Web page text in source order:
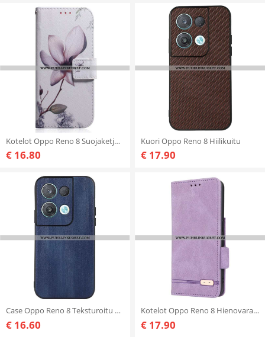
Kotelot Oppo Reno 8 Suojaketju Kuori Vintage Strappy Flower
€ 16.80
Kuori Oppo Reno 8 Hiilikuitu
€ 17.90
Case Oppo Reno 8 Teksturoitu Keinonahka
€ 16.60
Kotelot Oppo Reno 8 Hienovaraista Eleganssia
€ 17.90